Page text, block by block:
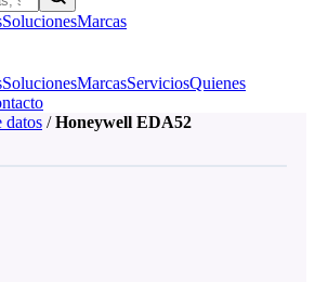
SolucionesMarcas
SolucionesMarcasServiciosQuienes
datos / Honeywell EDA52